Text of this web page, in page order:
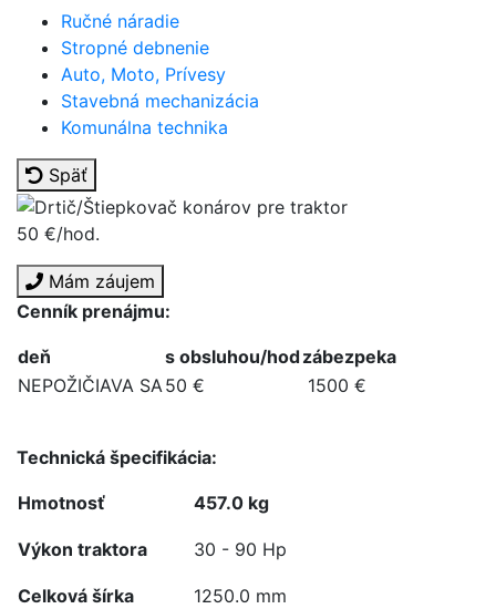
Ručné náradie
Stropné debnenie
Auto, Moto, Prívesy
Stavebná mechanizácia
Komunálna technika
Späť
50 €/hod.
Mám záujem
Cenník prenájmu:
deň s obsluhou/hodzábezpeka
NEPOŽIČIAVA SA 50 € 1500 €
Technická špecifikácia:
Hmotnosť 457.0 kg
Výkon traktora 30 - 90 Hp
Celková šírka 1250.0 mm